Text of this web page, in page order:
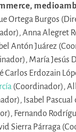
Ortega Burgos
Anna Alegret
Antón Juárez
María Jesús
Carlos Erdozain
(Coordinador),
Isabel
Fernando
Sierra Párraga